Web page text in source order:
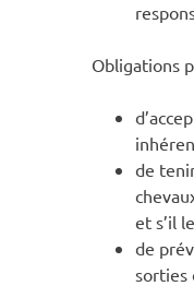
Obligations
de
et s’il
de
sorties